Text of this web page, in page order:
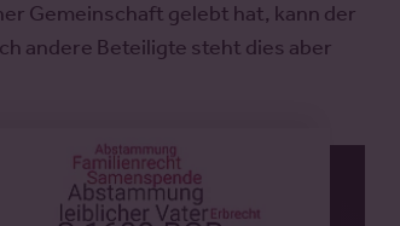
Gemeinschaft gelebt hat, kann der
andere Beteiligte steht dies aber